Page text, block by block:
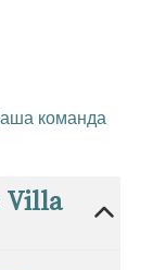
команда
Villa